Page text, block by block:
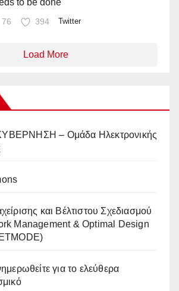
76 394 Twitter
Load More
– Ομάδα Ηλεκτρονικής
και Βέλτιστου Σχεδιασμού
Management & Optimal Design
για το ελεύθερα